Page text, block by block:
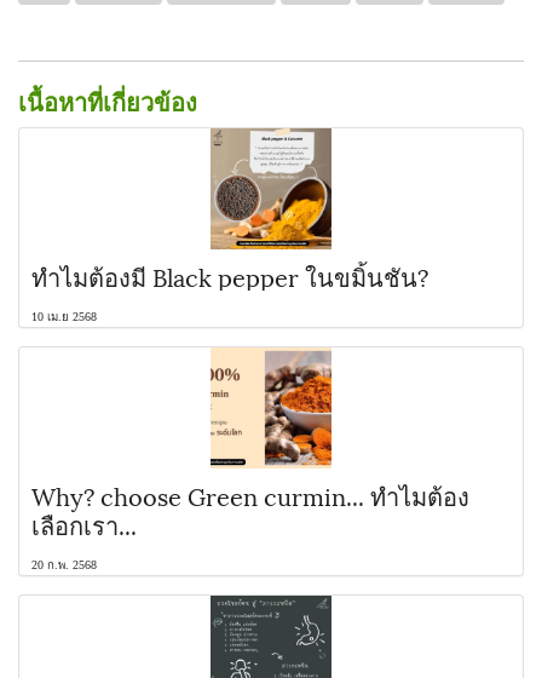
เนื้อหาที่เกี่ยวข้อง
ทำไมต้องมี Black pepper ในขมิ้นชัน?
10 เม.ย 2568
Why? choose Green curmin... ทำไมต้อง
เลือกเรา...
20 ก.พ. 2568